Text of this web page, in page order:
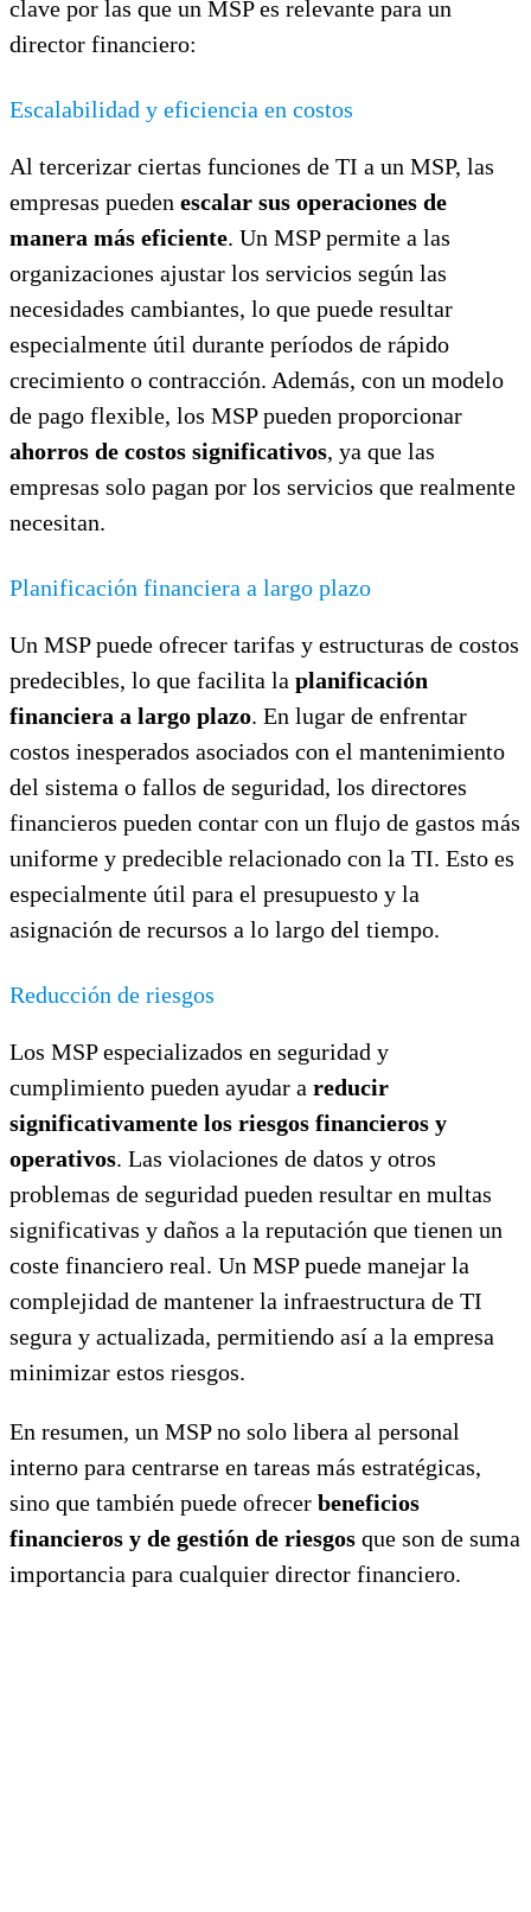
clave por las que un MSP es relevante para un
director financiero:
Escalabilidad y eficiencia en costos
Al tercerizar ciertas funciones de TI a un MSP, las
empresas pueden escalar sus operaciones de
manera más eficiente. Un MSP permite a las
organizaciones ajustar los servicios según las
necesidades cambiantes, lo que puede resultar
especialmente útil durante períodos de rápido
crecimiento o contracción. Además, con un modelo
de pago flexible, los MSP pueden proporcionar
ahorros de costos significativos, ya que las
empresas solo pagan por los servicios que realmente
necesitan.
Planificación financiera a largo plazo
Un MSP puede ofrecer tarifas y estructuras de costos
predecibles, lo que facilita la planificación
financiera a largo plazo. En lugar de enfrentar
costos inesperados asociados con el mantenimiento
del sistema o fallos de seguridad, los directores
financieros pueden contar con un flujo de gastos más
uniforme y predecible relacionado con la TI. Esto es
especialmente útil para el presupuesto y la
asignación de recursos a lo largo del tiempo.
Reducción de riesgos
Los MSP especializados en seguridad y
cumplimiento pueden ayudar a reducir
significativamente los riesgos financieros y
operativos. Las violaciones de datos y otros
problemas de seguridad pueden resultar en multas
significativas y daños a la reputación que tienen un
coste financiero real. Un MSP puede manejar la
complejidad de mantener la infraestructura de TI
segura y actualizada, permitiendo así a la empresa
minimizar estos riesgos.
En resumen, un MSP no solo libera al personal
interno para centrarse en tareas más estratégicas,
sino que también puede ofrecer beneficios
financieros y de gestión de riesgos que son de suma
importancia para cualquier director financiero.